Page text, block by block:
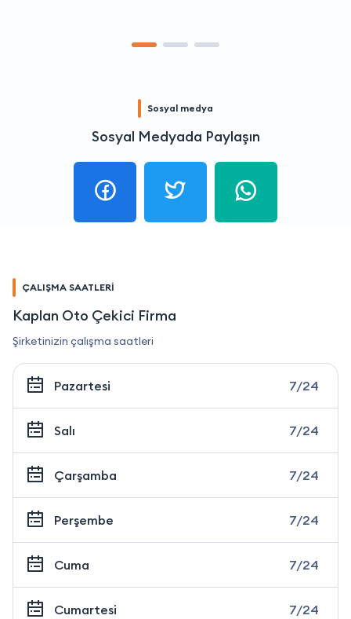
Sosyal medya
Sosyal Medyada Paylaşın
ÇALIŞMA SAATLERİ
Kaplan Oto Çekici Firma
Şirketinizin çalışma saatleri
Pazartesi 7/24
Salı 7/24
Çarşamba 7/24
Perşembe 7/24
Cuma 7/24
Cumartesi 7/24